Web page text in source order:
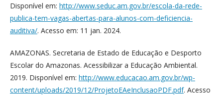
Disponível em: http://www.seduc.am.gov.br/escola-da-rede-
publica-tem-vagas-abertas-para-alunos-com-deficiencia-
auditiva/. Acesso em: 11 jan. 2024.
AMAZONAS. Secretaria de Estado de Educação e Desporto
Escolar do Amazonas. Acessibilizar a Educação Ambiental.
2019. Disponível em: http://www.educacao.am.gov.br/wp-
content/uploads/2019/12/ProjetoEAeInclusaoPDF.pdf. Acesso